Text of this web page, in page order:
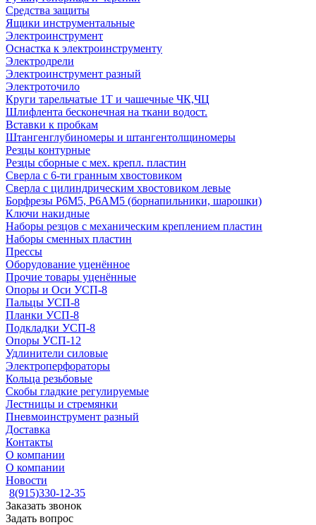
Средства защиты
Ящики инструментальные
Электроинструмент
Оснастка к электроинструменту
Электродрели
Электроинструмент разный
Электроточило
Круги тарельчатые 1Т и чашечные ЧК,ЧЦ
Шлифлента бесконечная на ткани водост.
Вставки к пробкам
Штангенглубиномеры и штангентолщиномеры
Резцы контурные
Резцы сборные с мех. крепл. пластин
Сверла с 6-ти гранным хвостовиком
Сверла с цилиндрическим хвостовиком левые
Борфрезы Р6М5, Р6АМ5 (борнапильники, шарошки)
Ключи накидные
Наборы резцов с механическим креплением пластин
Наборы сменных пластин
Прессы
Оборудование уценённое
Прочие товары уценённые
Опоры и Оси УСП-8
Пальцы УСП-8
Планки УСП-8
Подкладки УСП-8
Опоры УСП-12
Удлинители силовые
Электроперфораторы
Кольца резьбовые
Скобы гладкие регулируемые
Лестницы и стремянки
Пневмоинструмент разный
Доставка
Контакты
О компании
О компании
Новости
8(915)330-12-35
Заказать звонок
Задать вопрос